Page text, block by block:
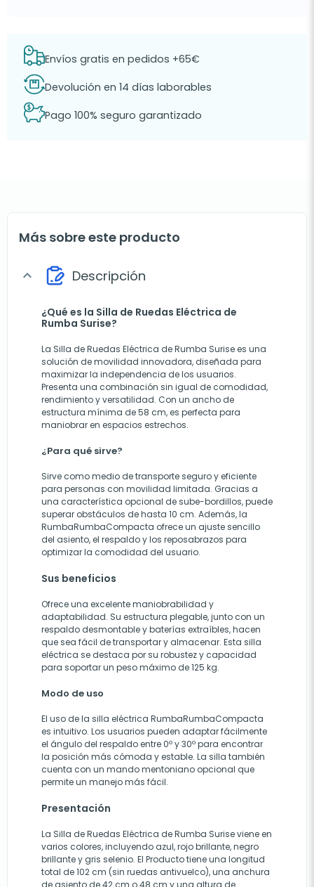
Envíos gratis en pedidos +65€
Devolución en 14 días laborables
Pago 100% seguro garantizado
Más sobre este producto
expand_more Descripción
¿Qué es la Silla de Ruedas Eléctrica de
Rumba Surise?
La Silla de Ruedas Eléctrica de Rumba Surise es una
solución de movilidad innovadora, diseñada para
maximizar la independencia de los usuarios.
Presenta una combinación sin igual de comodidad,
rendimiento y versatilidad. Con un ancho de
estructura mínima de 58 cm, es perfecta para
maniobrar en espacios estrechos.
¿Para qué sirve?
Sirve como medio de transporte seguro y eficiente
para personas con movilidad limitada. Gracias a
una característica opcional de sube-bordillos, puede
superar obstáculos de hasta 10 cm. Además, la
RumbaRumbaCompacta ofrece un ajuste sencillo
del asiento, el respaldo y los reposabrazos para
optimizar la comodidad del usuario.
Sus beneficios
Ofrece una excelente maniobrabilidad y
adaptabilidad. Su estructura plegable, junto con un
respaldo desmontable y baterías extraíbles, hacen
que sea fácil de transportar y almacenar. Esta silla
eléctrica se destaca por su robustez y capacidad
para soportar un peso máximo de 125 kg.
Modo de uso
El uso de la silla eléctrica RumbaRumbaCompacta
es intuitivo. Los usuarios pueden adaptar fácilmente
el ángulo del respaldo entre 0º y 30º para encontrar
la posición más cómoda y estable. La silla también
cuenta con un mando mentoniano opcional que
permite un manejo más fácil.
Presentación
La Silla de Ruedas Eléctrica de Rumba Surise viene en
varios colores, incluyendo azul, rojo brillante, negro
brillante y gris selenio. El Producto tiene una longitud
total de 102 cm (sin ruedas antivuelco), una anchura
de asiento de 42 cm o 48 cm y una altura de